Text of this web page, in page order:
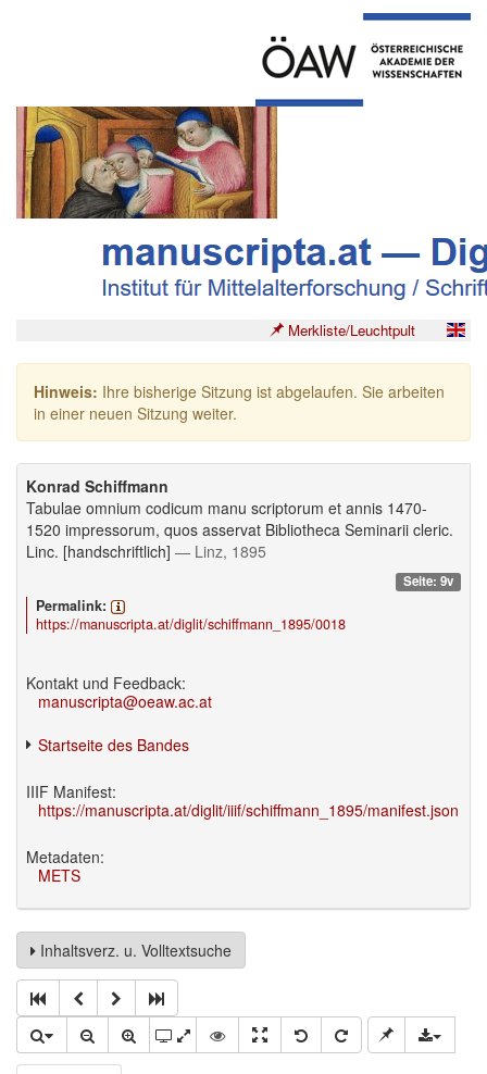
Merkliste/Leuchtpult
Hinweis: Ihre bisherige Sitzung ist abgelaufen. Sie arbeiten
in einer neuen Sitzung weiter.
Konrad Schiffmann
Tabulae omnium codicum manu scriptorum et annis 1470-
1520 impressorum, quos asservat Bibliotheca Seminarii cleric.
Linc. [handschriftlich] — Linz, 1895
Seite: 9v
Permalink:
https://manuscripta.at/diglit/schiffmann_1895/0018
Kontakt und Feedback:
manuscripta@oeaw.ac.at
Startseite des Bandes
IIIF Manifest:
https://manuscripta.at/diglit/iiif/schiffmann_1895/manifest.json
Metadaten:
METS
Inhaltsverz. u. Volltextsuche